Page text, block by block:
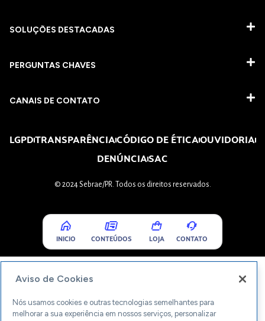
SOLUÇÕES DESTACADAS
PERGUNTAS CHAVES​
CANAIS DE CONTATO
LGPDTRANSPARÊNCIACÓDIGO DE ÉTICAOUVIDORIA
DENÚNCIASAC
© 2024 Sebrae/PR. Todos os direitos reservados.
INICIO CONTEÚDOS LOJA CONTATO
Aviso de Cookies
Nós usamos cookies e outras tecnologias semelhantes para
melhorar a sua experiência em nossos serviços, personalizar